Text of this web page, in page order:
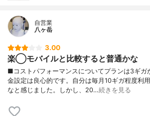
自営業
八ヶ岳
3.00
楽◯モバイルと比較すると普通かな
■コストパフォーマンスについてプランは3ギガ
金設定は良心的です。自分は毎月10ギガ程度利
なと感じました。しかし、20…続きを見る